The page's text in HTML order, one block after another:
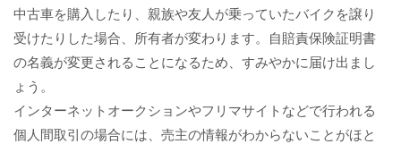
中古車を購入したり、親族や友人が乗っていたバイクを譲り
受けたりした場合、所有者が変わります。自賠責保険証明書
の名義が変更されることになるため、すみやかに届け出まし
ょう。
インターネットオークションやフリマサイトなどで行われる
個人間取引の場合には、売主の情報がわからないことがほと